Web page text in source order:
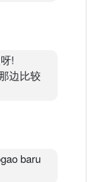
!
边比较
baru